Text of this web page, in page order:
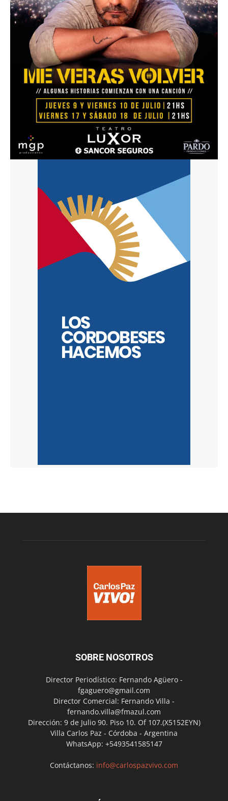
SOBRE NOSOTROS
Director Periodístico: Fernando Agüero -
fgaguero@gmail.com
Director Comercial: Fernando Villa -
fernando.villa@fmazul.com
Dirección: 9 de Julio 90. Piso 10. Of 107.(X5152EYN)
Villa Carlos Paz - Córdoba - Argentina
WhatsApp: +5493541585147
Contáctanos: info@carlospazvivo.com